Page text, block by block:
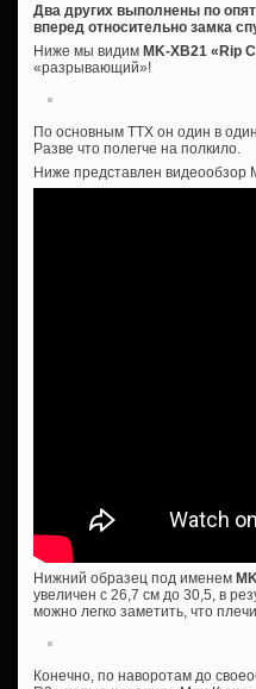
Два других выполнены по
вперед относительно замка
Ниже мы видим MK-XB21 «Rip
«разрывающий»!
По основным ТТХ он один в
Разве что полегче на полкило.
Ниже представлен видеообзор
Нижний образец под именем
увеличен с 26,7 см до 30,5, в
можно легко заметить, что
Конечно, по наворотам до